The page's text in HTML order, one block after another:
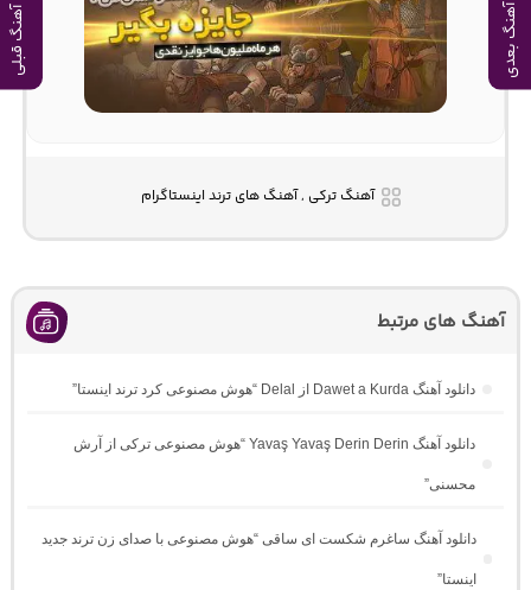
آهنگ بعدی آهنگ قبلی
آهنگ ترکی , آهنگ های ترند اینستاگرام
آهنگ های مرتبط
دانلود آهنگ Dawet a Kurda از Delal “هوش مصنوعی کرد ترند اینستا”
دانلود آهنگ Yavaş Yavaş Derin Derin “هوش مصنوعی ترکی از آرش
محسنی”
دانلود آهنگ ساغرم شکست ای ساقی “هوش مصنوعی با صدای زن ترند جدید
اینستا”